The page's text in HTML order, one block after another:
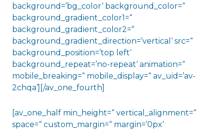
background=’bg_color‘ background_color=“
background_gradient_color1=“
background_gradient_color2=“
background_gradient_direction=’vertical‘ src=“
background_position=’top left‘
background_repeat=’no-repeat‘ animation=“
mobile_breaking=“ mobile_display=“ av_uid=’av-
2chqa‘][/av_one_fourth]
[av_one_half min_height=“ vertical_alignment=“
space=“ custom_margin=“ margin=’0px‘